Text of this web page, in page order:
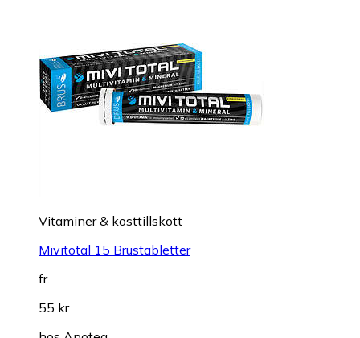
Vitaminer & kosttillskott
Mivitotal 15 Brustabletter
fr.
55 kr